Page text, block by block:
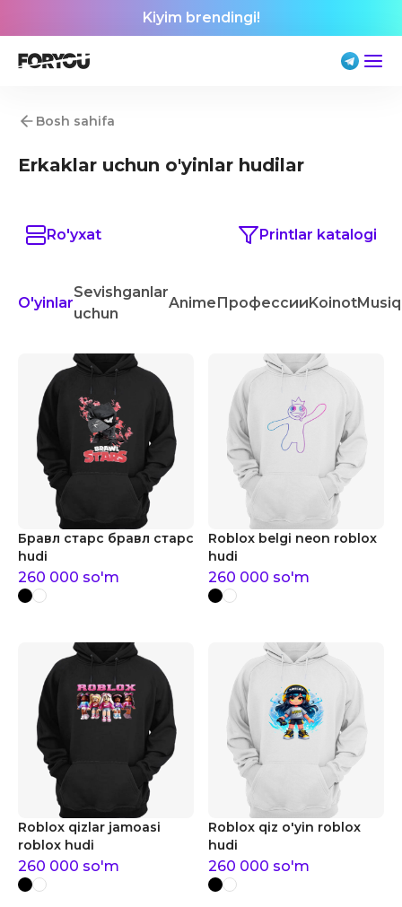
Kiyim brendingi!
Bosh sahifa
Erkaklar uchun o'yinlar hudilar
Ro'yxat Printlar katalogi
O'yinlar
Sevishganlar
uchun
AnimeПрофессииKoinot
Бравл старс бравл старс
hudi
260 000 so'm
Roblox belgi neon roblox
hudi
260 000 so'm
Roblox qizlar jamoasi
roblox hudi
260 000 so'm
Roblox qiz o'yin roblox
hudi
260 000 so'm